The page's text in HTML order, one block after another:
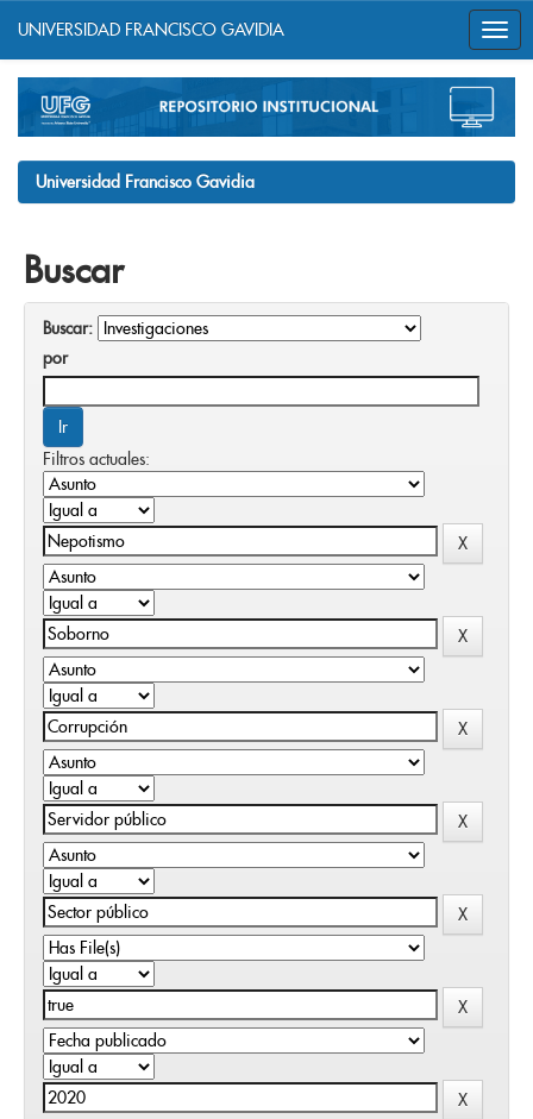
navigation
UNIVERSIDAD FRANCISCO GAVIDIA
Universidad Francisco Gavidia
Buscar
Buscar:
por
Filtros actuales: